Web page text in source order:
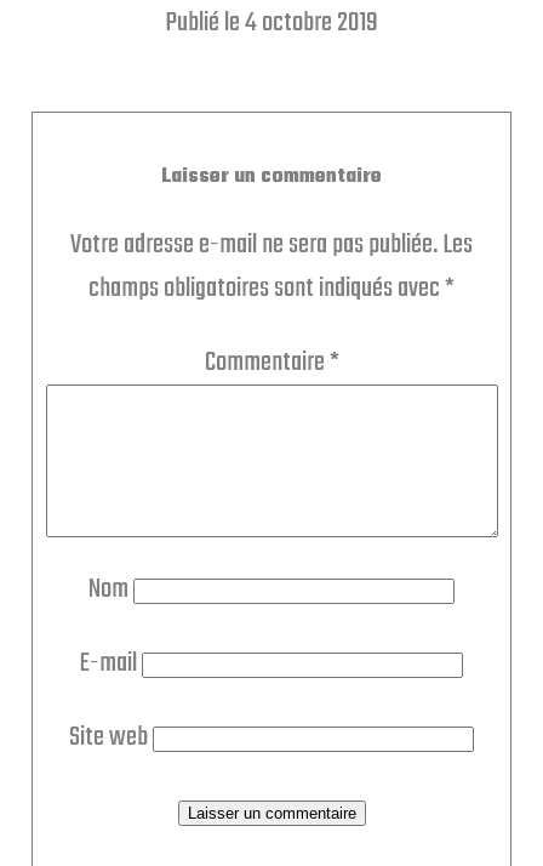
Publié le 4 octobre 2019
Laisser un commentaire
Votre adresse e-mail ne sera pas publiée.Les
champs obligatoires sont indiqués avec*
Commentaire*
Nom
E-mail
Site web